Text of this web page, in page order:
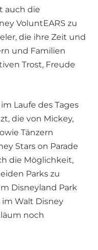
auch die
VoluntEARS zu
die ihre Zeit und
und Familien
Trost, Freude
Laufe des Tages
die von Mickey,
Tänzern
Stars on Parade
die Möglichkeit,
Parks zu
Disneyland Park
Walt Disney
noch